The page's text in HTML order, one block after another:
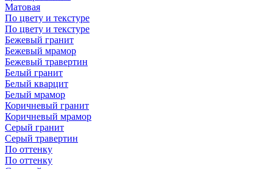
Матовая
По цвету и текстуре
По цвету и текстуре
Бежевый гранит
Бежевый мрамор
Бежевый травертин
Белый гранит
Белый кварцит
Белый мрамор
Коричневый гранит
Коричневый мрамор
Серый гранит
Серый травертин
По оттенку
По оттенку